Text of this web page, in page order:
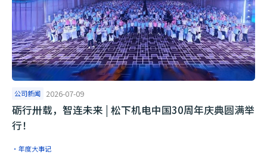
公司新闻 2026-07-09
砺行卅载，智连未来 | 松下机电中国30周年庆典圆满举
行！
·年度大事记